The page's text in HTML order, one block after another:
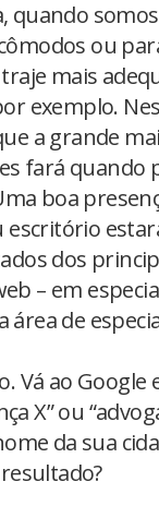
quando
ou
mais
exemplo.
a grande
fará quando
boa
escritório
dos
– em
área de
Vá ao Google
X” ou
da sua